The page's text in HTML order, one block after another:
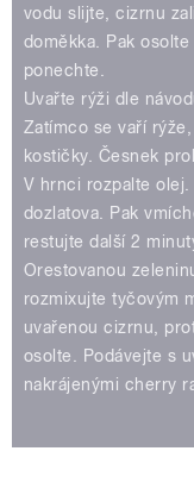
vodu slijte, cizrnu
doměkka. Pak
ponechte.
Uvařte rýži dle
Zatímco se vaří
kostičky. Česnek
V hrnci rozpalte
dozlatova. Pak
restujte další 2
Orestovanou
rozmixujte tyčovým
uvařenou cizrnu,
osolte. Podávejte s
nakrájenými cherry